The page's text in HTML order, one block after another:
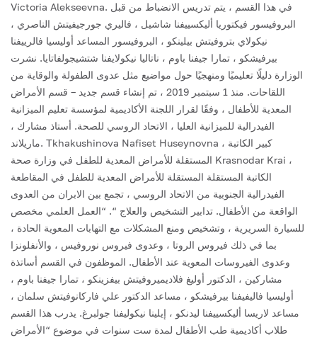
Victoria Alekseevna. في هذا القسم ، يتم تدريس الانضباط من قبل
البروفيسور فيكتوريا أليكسييفنا شاشيل ، فاليري جورجيفيتش الناصري ،
نيكولاي بتروفيتش بيلينكو ، البروفيسور المساعد أوليسيا فالرييفنا
بيرفيشكو ، تمارا جيفنا باوم ، ناتاليا نيكولايفنا شتشيجولفاتايا. نشرت
الوزارة دليلًا تعليميًا ومنهجيًا حول مواضيع مثل عدوى الطفولة والوقاية من
اللقاحات.
منذ 1 سبتمبر 2019 ، تم إنشاء قسم جديد – قسم الأمراض
المعدية للأطفال ، وفقًا لقرار اللجنة الأكاديمية لمؤسسة تعليم الميزانية
الفيدرالية للميزانية العليا ، الاتحاد الروسي للصحة. أستاذ مشارك ،
ماريلاند. Tkhakushinova Nafiset Huseynovna ، كبير الكاتبة
المستقلة للأمراض المعدية للطفل في وزارة صحة Krasnodar Krai ،
الكاتبة المستقلة المستقلة للأمراض المعدية للطفل في المقاطعة
الفيدرالية الجنوبية من الاتحاد الروسي ، تجمع بين الابران من العدوى
الواقعة من الأطفال. تدابير التشخيص والعلاج “. “العمل العلمي مخصص
للسيارة السريرية ، وتشخيص ومنع المشكلات مع التهابات المعوية الحادة ،
بما في ذلك فيروس الروتا ، وعدوى فيروس نوروفيس ، والأنفلونزا
وعدوى الفيروسات المعوية عند الأطفال. الموظفون في القسم أساتذة
مشاركين ، الدكتور أوليغ فلاديميروفيتش بيفزينكو ، تمارا جيفنا باوم ،
أوليسيا فاليفيفنا بيرفيشكو ، مساعد الدكتور علي فاركانوفيتش سلمان ،
مساعد لاريسا أليكسييفنا ليدنكو ، إيلينا نيكوليفنا جولبرغ. يدرب هذا القسم
طلاب أكاديمية طب الأطفال لمدة ست سنوات في موضوع “الأمراض